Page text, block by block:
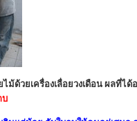
ม้ด้วยเครื่องเลื่อยวงเดือน ผลที่
บ